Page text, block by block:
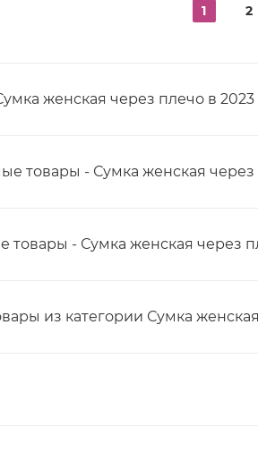
1 2
женская через плечо в 2023
товары - Сумка женская через
товары - Сумка женская через
из категории Сумка